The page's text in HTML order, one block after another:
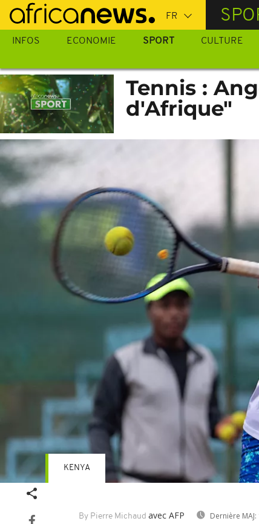
Passer
au
contenu
INFOS ECONOMIE SPORT CULTURE
Tennis :
d'Afrique"
By Pierre Michaud avec AFP Dernière MAJ:
KENYA